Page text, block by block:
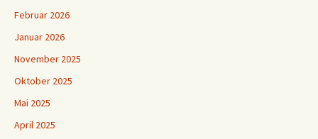
Februar 2026
Januar 2026
November 2025
Oktober 2025
Mai 2025
April 2025